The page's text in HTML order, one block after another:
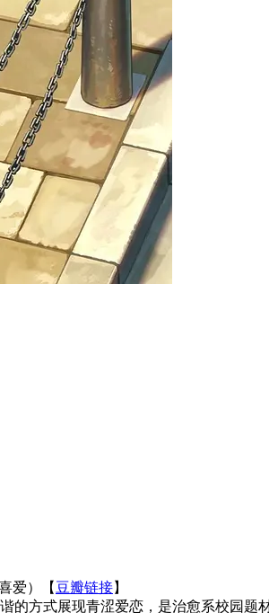
爱）【 豆瓣链接】
的方式展现青涩爱恋，是治愈系校园题材